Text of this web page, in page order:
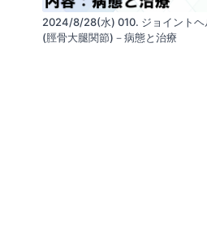
2024/8/28(水) 010. ジョイント
(脛骨大腿関節)－病態と治療